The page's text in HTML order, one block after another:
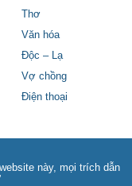
Thơ
Văn hóa
Độc – Lạ
Vợ chồng
Điện thoại
này, mọi trích dẫn